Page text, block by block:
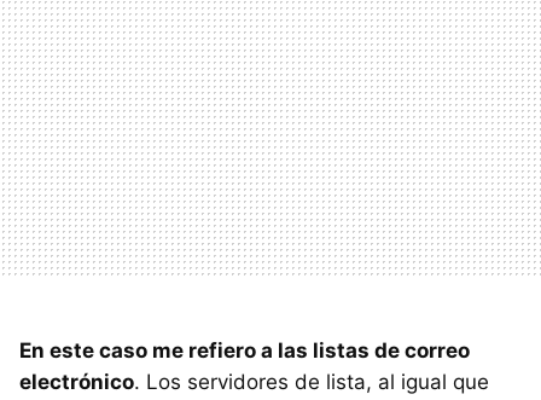
En este caso me refiero a las listas de correo
electrónico. Los servidores de lista, al igual que